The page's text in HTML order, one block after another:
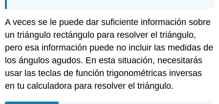
A veces se le puede dar suficiente información sobre
un triángulo rectángulo para resolver el triángulo,
pero esa información puede no incluir las medidas de
los ángulos agudos. En esta situación, necesitarás
usar las teclas de función trigonométricas inversas
en tu calculadora para resolver el triángulo.